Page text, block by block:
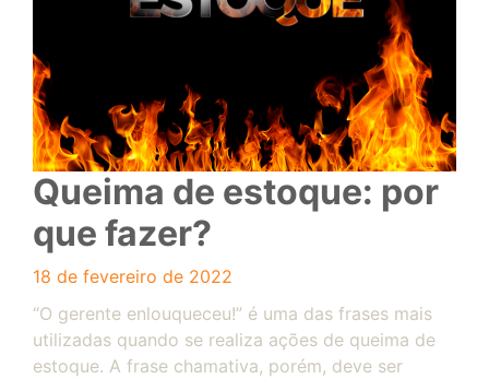
Queima de estoque: por
que fazer?
18 de fevereiro de 2022
“O gerente enlouqueceu!” é uma das frases mais
utilizadas quando se realiza ações de queima de
estoque. A frase chamativa, porém, deve ser